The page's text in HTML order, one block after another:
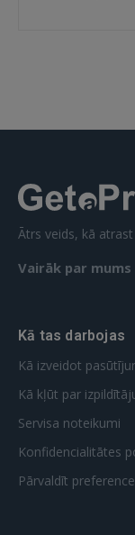
Ātrs veids, kā
Vairāk par mums
Kā tas darbojas
Kā izveidot
Kā kļūt par
Servisa noteikumi
Konfidencialitātes
Pārvaldīt